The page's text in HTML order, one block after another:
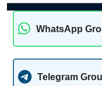
WhatsApp
Telegram